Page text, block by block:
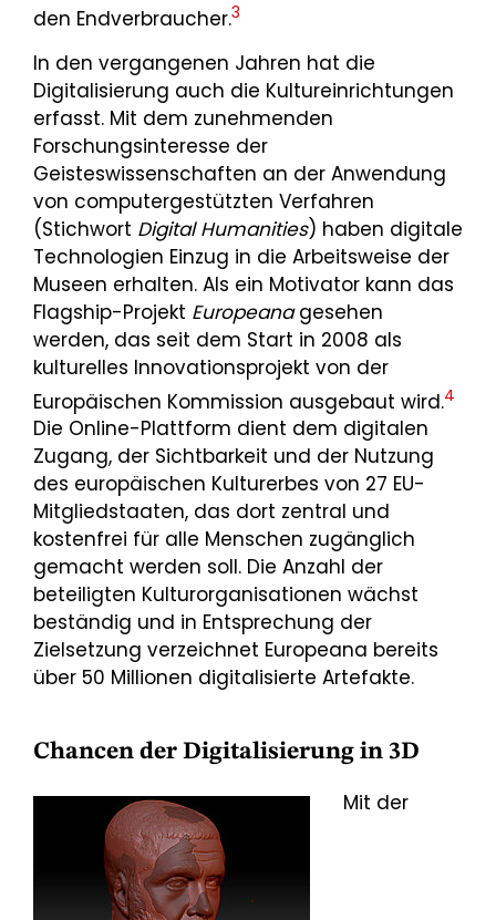
den Endverbraucher.3
In den vergangenen Jahren hat die
Digitalisierung auch die Kultureinrichtungen
erfasst. Mit dem zunehmenden
Forschungsinteresse der
Geisteswissenschaften an der Anwendung
von computergestützten Verfahren
(Stichwort Digital Humanities) haben digitale
Technologien Einzug in die Arbeitsweise der
Museen erhalten. Als ein Motivator kann das
Flagship-Projekt Europeanagesehen
werden, das seit dem Start in 2008 als
kulturelles Innovationsprojekt von der
Europäischen Kommission ausgebaut wird.4
Die Online-Plattform dient dem digitalen
Zugang, der Sichtbarkeit und der Nutzung
des europäischen Kulturerbes von 27 EU-
Mitgliedstaaten, das dort zentral und
kostenfrei für alle Menschen zugänglich
gemacht werden soll. Die Anzahl der
beteiligten Kulturorganisationen wächst
beständig und in Entsprechung der
Zielsetzung verzeichnet Europeana bereits
über 50 Millionen digitalisierte Artefakte.
Chancen der Digitalisierung in 3D
Mit der